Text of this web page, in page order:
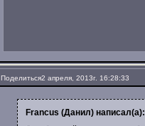
Поделиться2 апреля, 2013г. 16:28:33
Francus (Данил) написал(а):